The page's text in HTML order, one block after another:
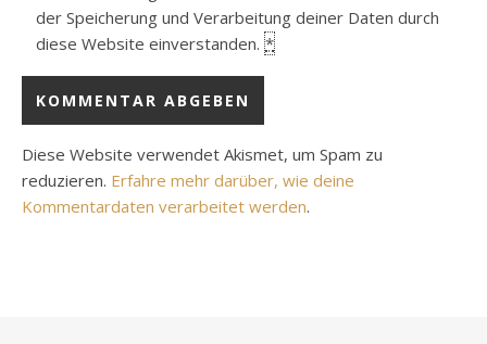
der Speicherung und Verarbeitung deiner Daten durch
diese Website einverstanden. *
Diese Website verwendet Akismet, um Spam zu
reduzieren. Erfahre mehr darüber, wie deine
Kommentardaten verarbeitet werden.